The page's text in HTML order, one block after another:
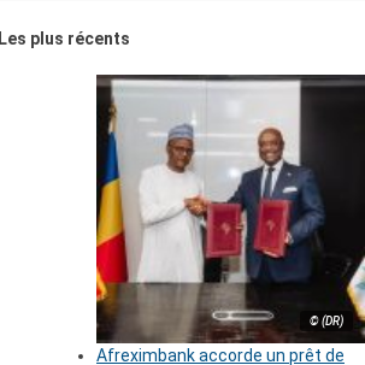
Les plus récents
© (DR)
Afreximbank accorde un prêt de